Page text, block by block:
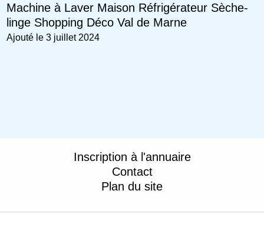
Machine à Laver Maison Réfrigérateur Sèche-
linge Shopping Déco Val de Marne
Ajouté le 3 juillet 2024
Inscription à l'annuaire
Contact
Plan du site